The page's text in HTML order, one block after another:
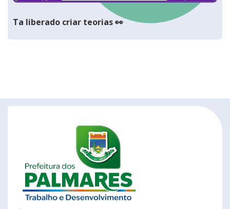
Ta liberado criar teorias 👀